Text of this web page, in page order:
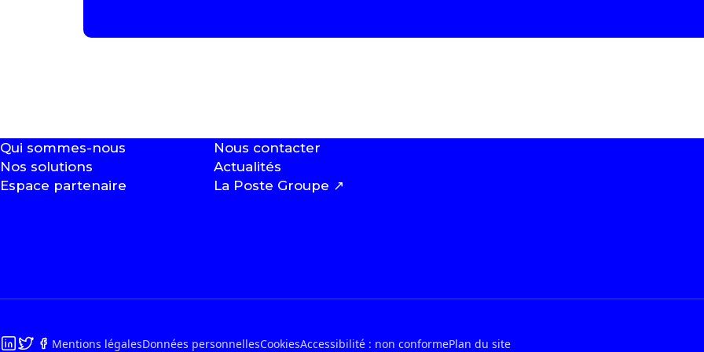
Qui sommes-nous
Nos solutions
Espace partenaire
Nous contacter
Actualités
La Poste Groupe ↗
Mentions légalesDonnées personnellesCookiesAccessibilité : non conformePlan du site